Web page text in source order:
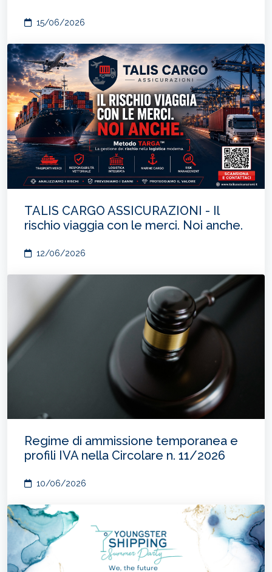
15/06/2026
TALIS CARGO ASSICURAZIONI - Il
rischio viaggia con le merci. Noi anche.
12/06/2026
Regime di ammissione temporanea e
profili IVA nella Circolare n. 11/2026
10/06/2026